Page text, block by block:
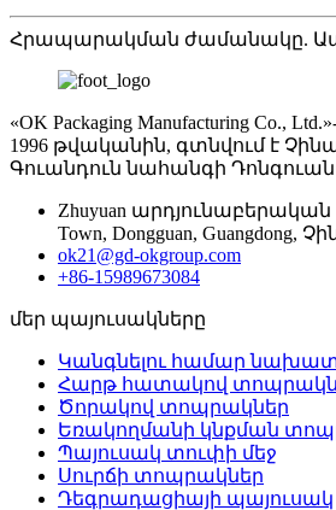
Հրապարակման ժամանակը.
«OK Packaging Manufacturing Co.,
1996 թվականին, գտնվում է
Գուանդուն նահանգի
Zhuyuan
Town, Dongguan, Guangdong,
ok21@gd-okgroup.com
+86-15989673084
մեր պայուսակները
Կանգնելու համար
Հարթ հատակով
Ծորակով տոպրակներ
Եռակողմանի կնքման
Պայուսակ տուփի մեջ
Սուրճի տոպրակներ
Դեգրադացիայի պայուսակ